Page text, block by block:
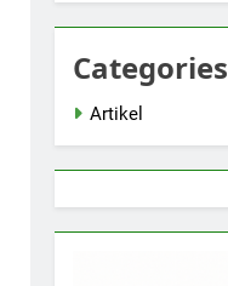
Categories
Artikel